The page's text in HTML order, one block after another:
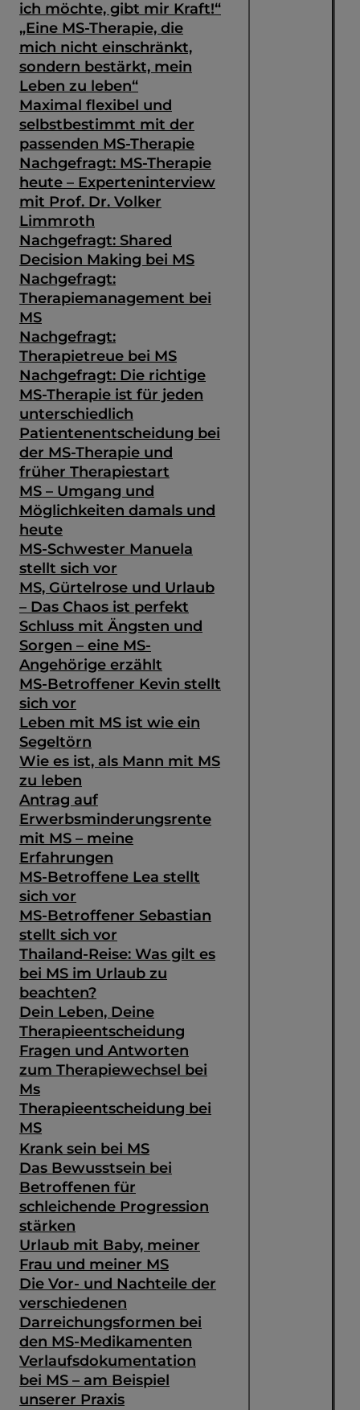
ich möchte, gibt mir Kraft!“
„Eine MS-Therapie, die
mich nicht einschränkt,
sondern bestärkt, mein
Leben zu leben“
Maximal flexibel und
selbstbestimmt mit der
passenden MS-Therapie
Nachgefragt: MS-Therapie
heute – Experteninterview
mit Prof. Dr. Volker
Limmroth
Nachgefragt: Shared
Decision Making bei MS
Nachgefragt:
Therapiemanagement bei
MS
Nachgefragt:
Therapietreue bei MS
Nachgefragt: Die richtige
MS-Therapie ist für jeden
unterschiedlich
Patientenentscheidung bei
der MS-Therapie und
früher Therapiestart
MS – Umgang und
Möglichkeiten damals und
heute
MS-Schwester Manuela
stellt sich vor
MS, Gürtelrose und Urlaub
– Das Chaos ist perfekt
Schluss mit Ängsten und
Sorgen – eine MS-
Angehörige erzählt
MS-Betroffener Kevin stellt
sich vor
Leben mit MS ist wie ein
Segeltörn
Wie es ist, als Mann mit MS
zu leben
Antrag auf
Erwerbsminderungsrente
mit MS – meine
Erfahrungen
MS-Betroffene Lea stellt
sich vor
MS-Betroffener Sebastian
stellt sich vor
Thailand-Reise: Was gilt es
bei MS im Urlaub zu
beachten?
Dein Leben, Deine
Therapieentscheidung
Fragen und Antworten
zum Therapiewechsel bei
Ms
Therapieentscheidung bei
MS
Krank sein bei MS
Das Bewusstsein bei
Betroffenen für
schleichende Progression
stärken
Urlaub mit Baby, meiner
Frau und meiner MS
Die Vor- und Nachteile der
verschiedenen
Darreichungsformen bei
den MS-Medikamenten
Verlaufsdokumentation
bei MS – am Beispiel
unserer Praxis